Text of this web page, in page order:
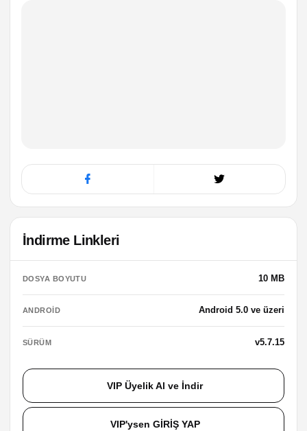
İndirme Linkleri
DOSYA BOYUTU 10 MB
ANDROID Android 5.0 ve üzeri
SÜRÜM v5.7.15
VIP Üyelik Al ve İndir
VIP'ysen GİRİŞ YAP